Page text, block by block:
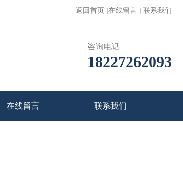
返回首页 |在线留言 | 联系我们
咨询电话
18227262093
在线留言 联系我们